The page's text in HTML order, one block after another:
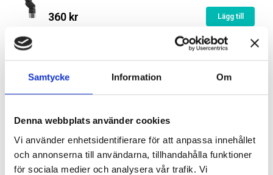
Samtycke Information Om
Denna webbplats använder cookies
Vi använder enhetsidentifierare för att anpassa innehållet
och annonserna till användarna, tillhandahålla funktioner
för sociala medier och analysera vår trafik. Vi
360 kr Lägg till
Nippel med utvändig gänga R 1/4"
Dimsmörjolja 1-liter
199031580
186 kr